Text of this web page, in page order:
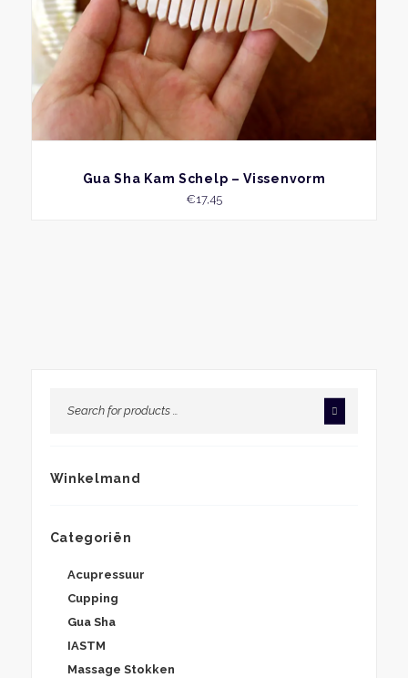
BEKIJK
Gua Sha Kam Schelp – Vissenvorm
€17,45
Winkelmand
Categoriën
Acupressuur
Cupping
Gua Sha
IASTM
Massage Stokken